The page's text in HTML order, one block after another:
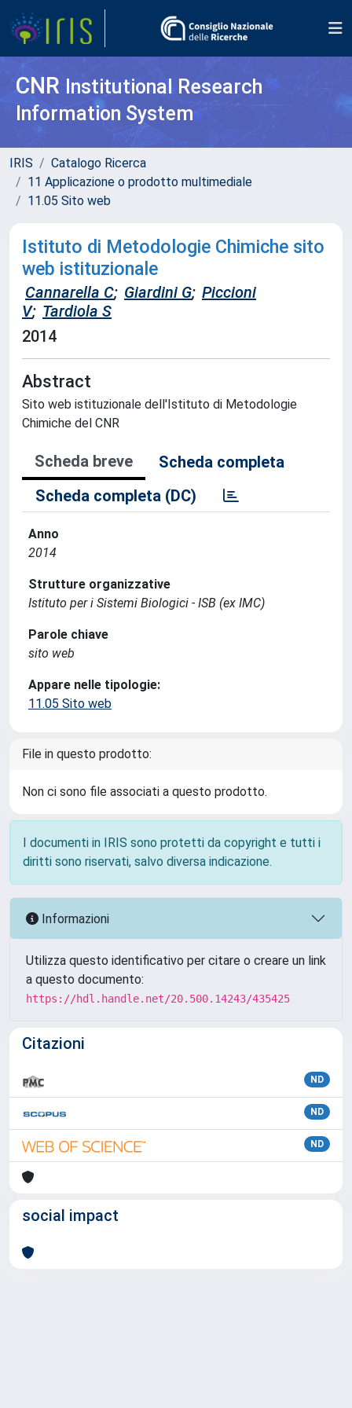
CNR Institutional Research
Information System
IRIS
Catalogo Ricerca
11 Applicazione o prodotto multimediale
11.05 Sito web
Istituto di Metodologie Chimiche sito
web istituzionale
Cannarella C; Giardini G; Piccioni
V; Tardiola S
2014
Abstract
Sito web istituzionale dell'Istituto di Metodologie
Chimiche del CNR
Scheda breve
Scheda completa
Scheda completa (DC)
Anno
2014
Strutture organizzative
Istituto per i Sistemi Biologici - ISB (ex IMC)
Parole chiave
sito web
Appare nelle tipologie:
11.05 Sito web
File in questo prodotto:
Non ci sono file associati a questo prodotto.
I documenti in IRIS sono protetti da copyright e tutti i
diritti sono riservati, salvo diversa indicazione.
Informazioni
Utilizza questo identificativo per citare o creare un link
a questo documento:
https://hdl.handle.net/20.500.14243/435425
Citazioni
ND
ND
ND
social impact